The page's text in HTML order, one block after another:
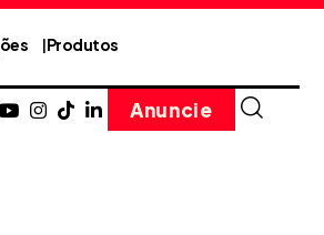
Produtos
Anuncie